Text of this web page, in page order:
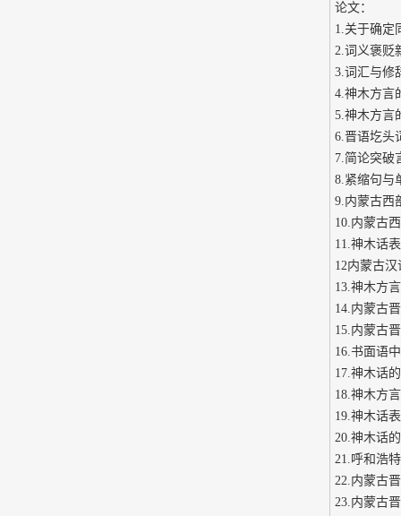
论文：
1.关于确定
2.词义褒贬
3.词汇与修
4.神木方言
5.神木方言
6.晋语圪头
7.简论突破
8.紧缩句与
9.内蒙古西
10.内蒙古
11.神木话
12内蒙古
13.神木方
14.内蒙古
15.内蒙古
16.书面语
17.神木话
18.神木方
19.神木话
20.神木话
21.呼和浩
22.内蒙古
23.内蒙古